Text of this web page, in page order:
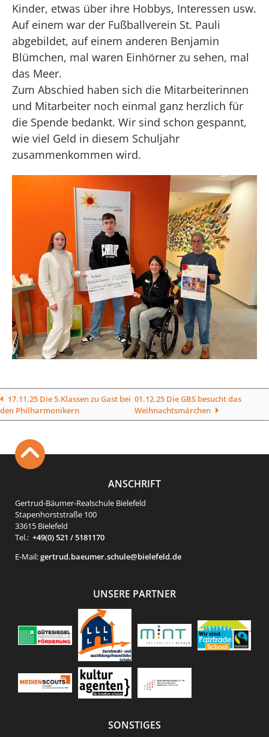
Kinder, etwas über ihre Hobbys, Interessen usw.
Auf einem war der Fußballverein St. Pauli
abgebildet, auf einem anderen Benjamin
Blümchen, mal waren Einhörner zu sehen, mal
das Meer.
Zum Abschied haben sich die Mitarbeiterinnen
und Mitarbeiter noch einmal ganz herzlich für
die Spende bedankt. Wir sind schon gespannt,
wie viel Geld in diesem Schuljahr
zusammenkommen wird.
17.11.25 Die 5.Klassen zu Gast bei
den Philharmonikern
01.12.25 Die GBS besucht das
Weihnachtsmärchen
ANSCHRIFT
Gertrud-Bäumer-Realschule Bielefeld
Stapenhorststraße 100
33615 Bielefeld
Tel.: +49(0) 521 / 5181170
E-Mail:gertrud.baeumer.schule@bielefeld.de
UNSERE PARTNER
SONSTIGES